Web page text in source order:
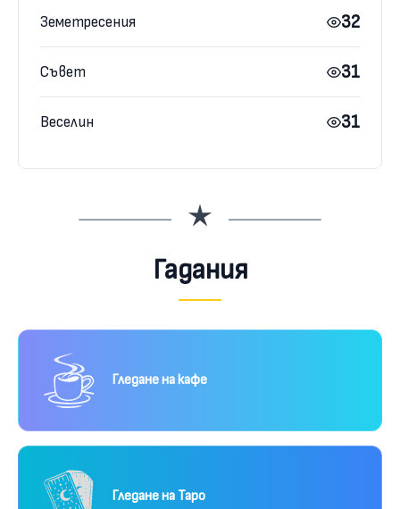
Земетресения 32
Съвет 31
Веселин 31
Гадания
Гледане на кафе
Гледане на Таро